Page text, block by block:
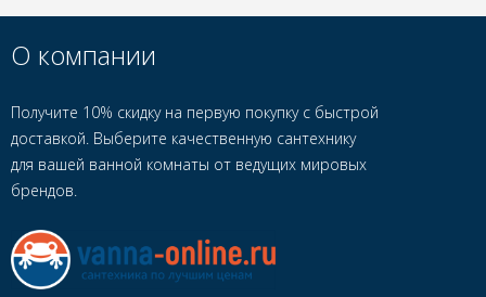
О компании
Получите 10% скидку на первую покупку с быстрой
доставкой. Выберите качественную сантехнику
для вашей ванной комнаты от ведущих мировых
брендов.